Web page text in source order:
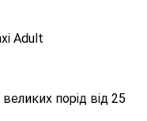
Adult
порід від 25